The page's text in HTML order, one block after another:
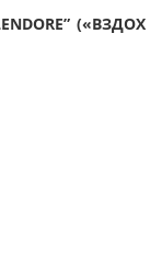
(«ВЗДОХ